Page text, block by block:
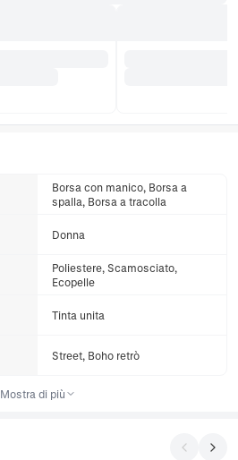
Borsa con manico, Borsa a
spalla, Borsa a tracolla
Donna
Poliestere, Scamosciato,
Ecopelle
Tinta unita
Street, Boho retrò
Mostra di più